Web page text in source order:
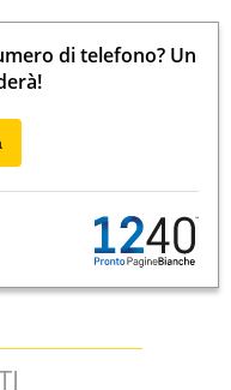
di telefono? Un